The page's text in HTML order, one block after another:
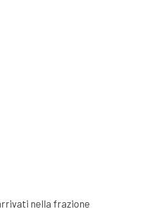
nella frazione